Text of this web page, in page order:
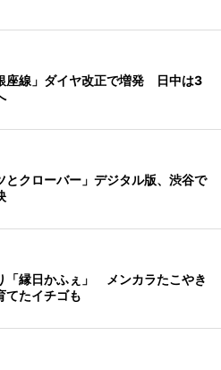
座線」ダイヤ改正で増発 日中は3
とクローバー」デジタル版、渋谷で
「縁日かふぇ」 メンカラたこやき
てたイチゴも